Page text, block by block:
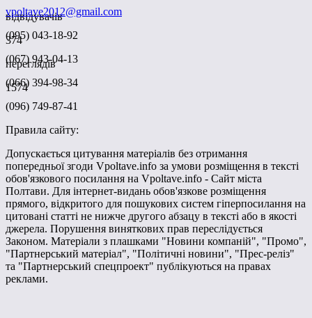
відвідувачів
374
переглядів
1574
vpoltave2012@gmail.com
(095) 043-18-92
(067) 943-04-13
(066) 394-98-34
(096) 749-87-41
Правила сайту:
Допускається цитування матеріалів без отримання
попередньої згоди Vpoltave.info за умови розміщення в тексті
обов'язкового посилання на Vpoltave.info - Сайт міста
Полтави. Для інтернет-видань обов'язкове розміщення
прямого, відкритого для пошукових систем гіперпосилання на
цитовані статті не нижче другого абзацу в тексті або в якості
джерела. Порушення виняткових прав переслідується
Законом. Матеріали з плашками "Новини компаній", "Промо",
"Партнерський матеріал", "Політичні новини", "Прес-реліз"
та "Партнерський спецпроект" публікуються на правах
реклами.